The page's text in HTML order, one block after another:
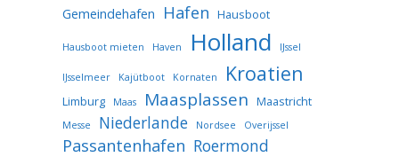
Gemeindehafen Hafen Hausboot
Hausboot mieten Haven Holland IJssel
IJsselmeer Kajütboot Kornaten Kroatien
Limburg Maas Maasplassen Maastricht
Messe Niederlande Nordsee Overijssel
Passantenhafen Roermond